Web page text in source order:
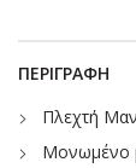
ΠΕΡΙΓΡΑΦΉ
Πλεχτή
Μονωμένο